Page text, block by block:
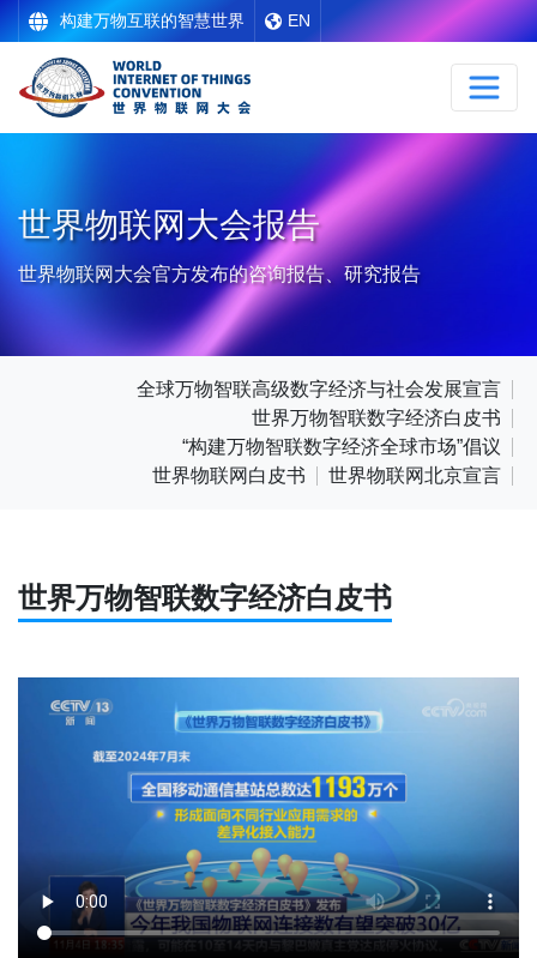
构建万物互联的智慧世界 EN
世界物联网大会报告
世界物联网大会官方发布的咨询报告、研究报告
全球万物智联高级数字经济与社会发展宣言
世界万物智联数字经济白皮书
“构建万物智联数字经济全球市场”倡议
世界物联网白皮书
世界物联网北京宣言
世界万物智联数字经济白皮书